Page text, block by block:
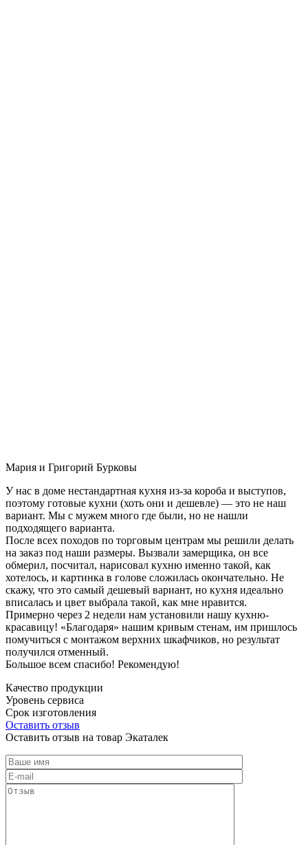
Мария и Григорий Бурковы
У нас в доме нестандартная кухня из-за короба и выступов,
поэтому готовые кухни (хоть они и дешевле) — это не наш
вариант. Мы с мужем много где были, но не нашли
подходящего варианта.
После всех походов по торговым центрам мы решили делать
на заказ под наши размеры. Вызвали замерщика, он все
обмерил, посчитал, нарисовал кухню именно такой, как
хотелось, и картинка в голове сложилась окончательно. Не
скажу, что это самый дешевый вариант, но кухня идеально
вписалась и цвет выбрала такой, как мне нравится.
Примерно через 2 недели нам установили нашу кухню-
красавицу! «Благодаря» нашим кривым стенам, им пришлось
помучиться с монтажом верхних шкафчиков, но результат
получился отменный.
Большое всем спасибо! Рекомендую!
Качество продукции
Уровень сервиса
Срок изготовления
Оставить отзыв
Оставить отзыв на товар Экаталек